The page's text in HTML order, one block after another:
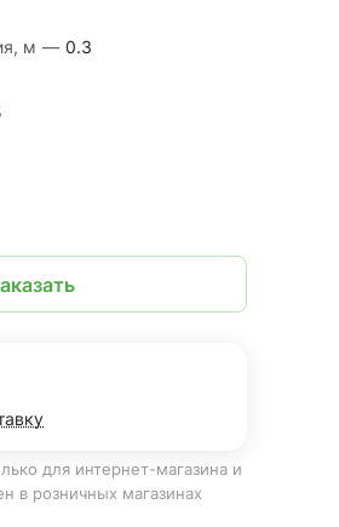
м — 0.3
для интернет-магазина и
в розничных магазинах